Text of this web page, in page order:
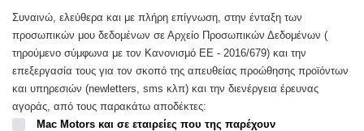
Συναινώ, ελεύθερα και με πλήρη επίγνωση, στην ένταξη των
προσωπικών μου δεδομένων σε Αρχείο Προσωπικών Δεδομένων (
τηρούμενο σύμφωνα με τον Κανονισμό ΕΕ - 2016/679) και την
επεξεργασία τους για τον σκοπό της απευθείας προώθησης προϊόντων
και υπηρεσιών (newletters, sms κλπ) και την διενέργεια έρευνας
αγοράς, από τους παρακάτω αποδέκτες:
Mac Motors και σε εταιρείες που της παρέχουν